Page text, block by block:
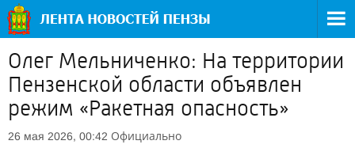
Олег Мельниченко: На территории
Пензенской области объявлен
режим «Ракетная опасность»
26 мая 2026, 00:42 Официально